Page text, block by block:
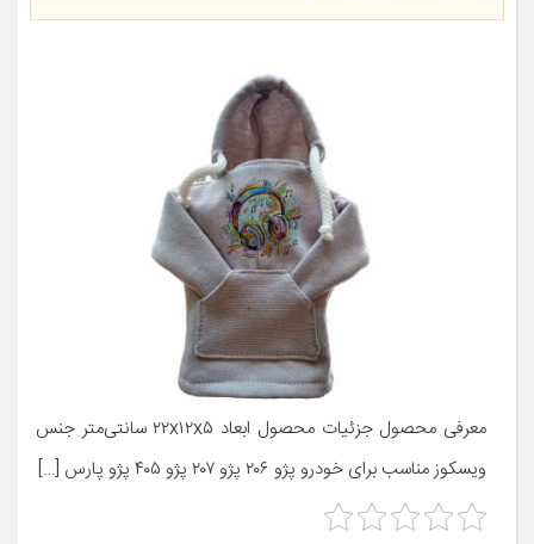
معرفی محصول جزئیات محصول ابعاد ۲۲x۱۲x۵ سانتی‌متر جنس
ویسکوز مناسب برای خودرو پژو ۲۰۶ پژو ۲۰۷ پژو ۴۰۵ پژو پارس […]